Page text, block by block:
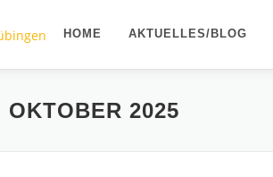
HOME AKTUELLES/BLOG
OKTOBER 2025